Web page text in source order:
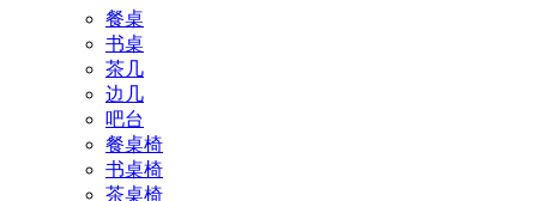
餐桌
书桌
茶几
边几
吧台
餐桌椅
书桌椅
茶桌椅